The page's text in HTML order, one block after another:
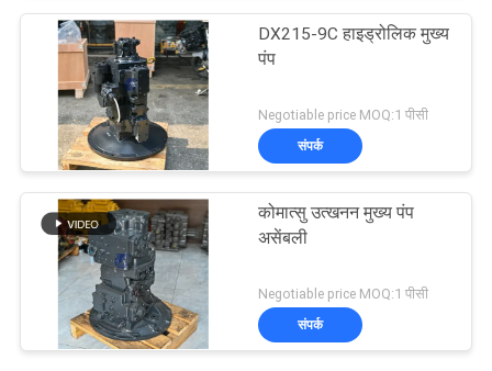
DX215-9C हाइड्रोलिक मुख्य
पंप
Negotiable price MOQ:1 पीसी
संपर्क
कोमात्सु उत्खनन मुख्य पंप
असेंबली
Negotiable price MOQ:1 पीसी
संपर्क